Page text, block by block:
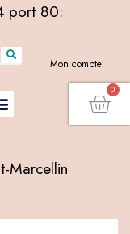
port 80:
Mon compte
Marcellin